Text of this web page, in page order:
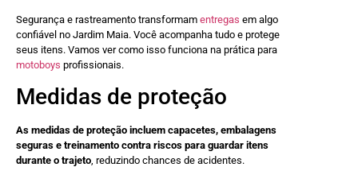
Segurança e rastreamento transformam entregas em algo
confiável no Jardim Maia. Você acompanha tudo e protege
seus itens. Vamos ver como isso funciona na prática para
motoboys profissionais.
Medidas de proteção
As medidas de proteção incluem capacetes, embalagens
seguras e treinamento contra riscos para guardar itens
durante o trajeto, reduzindo chances de acidentes.